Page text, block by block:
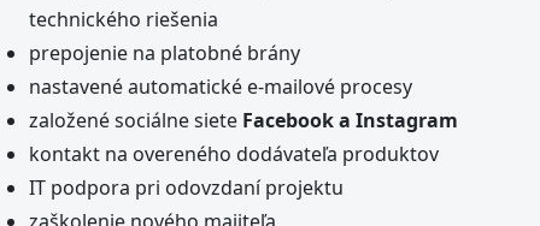
technického riešenia
prepojenie na platobné brány
nastavené automatické e-mailové procesy
založené sociálne siete Facebook a Instagram
kontakt na overeného dodávateľa produktov
IT podpora pri odovzdaní projektu